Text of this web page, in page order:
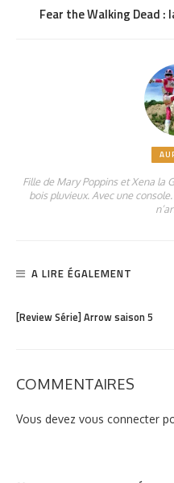
Fear the Walking Dead :
Fille de Mary Poppins et Xena la
bois pluvieux. Avec une
A LIRE ÉGALEMENT
[Review Série] Arrow saison 5
COMMENTAIRES
Vous devez vous connecter